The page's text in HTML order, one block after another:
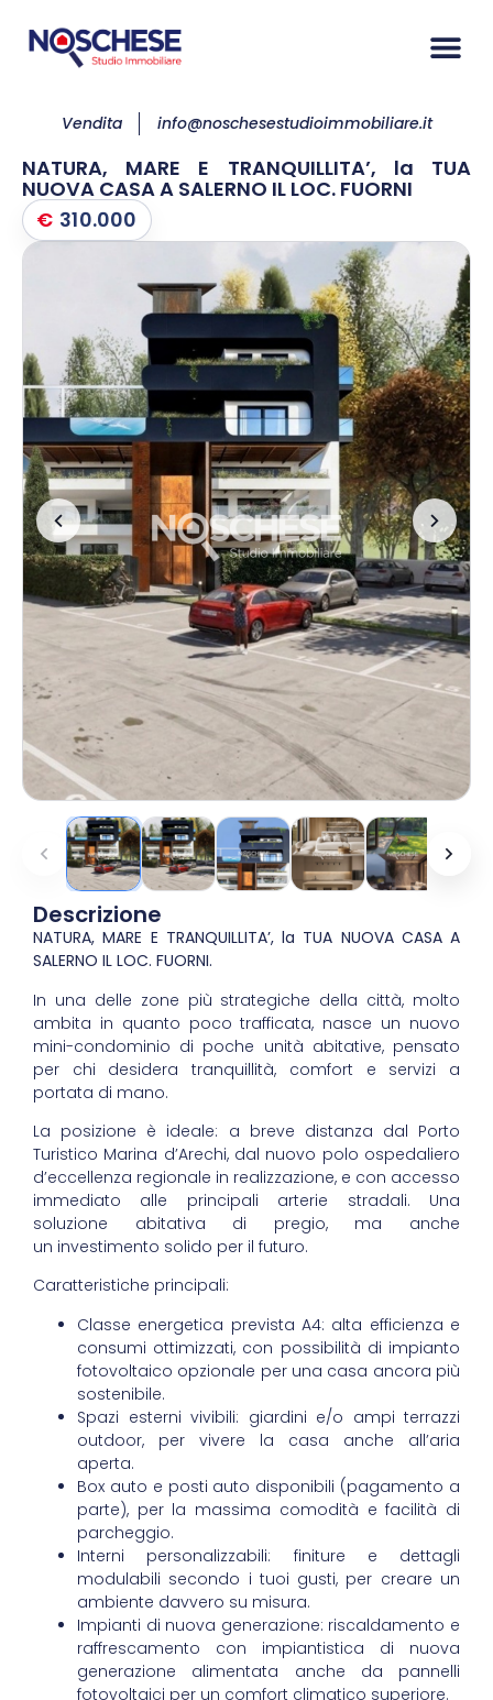
Vendita info@noschesestudioimmobiliare.it
NATURA, MARE E TRANQUILLITA’, la TUA
NUOVA CASA A SALERNO IL LOC. FUORNI
€ 310.000
Descrizione
NATURA, MARE E TRANQUILLITA’, la TUA NUOVA CASA A
SALERNO IL LOC. FUORNI.
In una delle zone più strategiche della città, molto
ambita in quanto poco trafficata, nasce un nuovo
mini-condominio di poche unità abitative, pensato
per chi desidera tranquillità, comfort e servizi a
portata di mano.
La posizione è ideale: a breve distanza dal Porto
Turistico Marina d’Arechi, dal nuovo polo ospedaliero
d’eccellenza regionale in realizzazione, e con accesso
immediato alle principali arterie stradali. Una
soluzione abitativa di pregio, ma anche
un investimento solido per il futuro.
Caratteristiche principali:
Classe energetica prevista A4: alta efficienza e
consumi ottimizzati, con possibilità di impianto
fotovoltaico opzionale per una casa ancora più
sostenibile.
Spazi esterni vivibili: giardini e/o ampi terrazzi
outdoor, per vivere la casa anche all’aria
aperta.
Box auto e posti auto disponibili (pagamento a
parte), per la massima comodità e facilità di
parcheggio.
Interni personalizzabili: finiture e dettagli
modulabili secondo i tuoi gusti, per creare un
ambiente davvero su misura.
Impianti di nuova generazione: riscaldamento e
raffrescamento con impiantistica di nuova
generazione alimentata anche da pannelli
fotovoltaici per un comfort climatico superiore.